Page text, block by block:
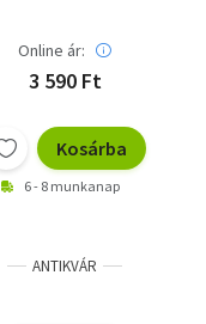
Online ár:
3 590 Ft
Kosárba
6 - 8 munkanap
ANTIKVÁR